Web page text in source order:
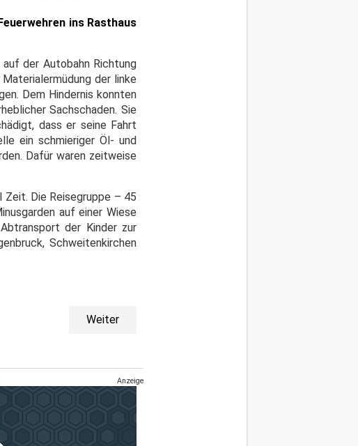
ins Rasthaus
der Autobahn Richtung
der linke
Dem Hindernis konnten
Sachschaden. Sie
dass er seine Fahrt
ein schmieriger Öl- und
Dafür waren zeitweise
Zeit. Die Reisegruppe – 45
auf einer Wiese
der Kinder zur
Schweitenkirchen
Weiter
Anzeige